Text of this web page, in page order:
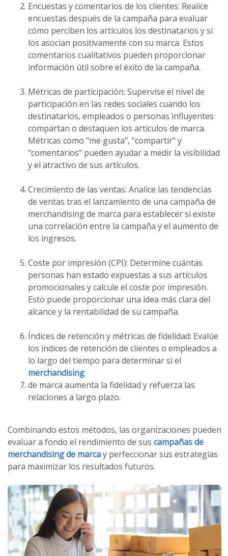
Encuestas y comentarios de los clientes: Realice
encuestas después de la campaña para evaluar
cómo perciben los artículos los destinatarios y si
los asocian positivamente con su marca. Estos
comentarios cualitativos pueden proporcionar
información útil sobre el éxito de la campaña.
Métricas de participación: Supervise el nivel de
participación en las redes sociales cuando los
destinatarios, empleados o personas influyentes
compartan o destaquen los artículos de marca.
Métricas como "me gusta", "compartir" y
"comentarios" pueden ayudar a medir la visibilidad
y el atractivo de sus artículos.
Crecimiento de las ventas: Analice las tendencias
de ventas tras el lanzamiento de una campaña de
merchandising de marca para establecer si existe
una correlación entre la campaña y el aumento de
los ingresos.
Coste por impresión (CPI): Determine cuántas
personas han estado expuestas a sus artículos
promocionales y calcule el coste por impresión.
Esto puede proporcionar una idea más clara del
alcance y la rentabilidad de su campaña.
Índices de retención y métricas de fidelidad: Evalúe
los índices de retención de clientes o empleados a
lo largo del tiempo para determinar si el
merchandising
de marca aumenta la fidelidad y refuerza las
relaciones a largo plazo.
Combinando estos métodos, las organizaciones pueden
evaluar a fondo el rendimiento de sus campañas de
merchandising de marcay perfeccionar sus estrategias
para maximizar los resultados futuros.